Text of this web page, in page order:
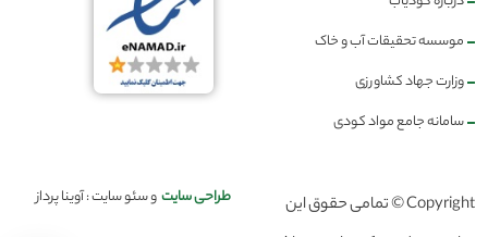
موسسه تحقیقات آب و خاک
وزارت جهاد کشاورزی
سامانه جامع مواد کودی
Copyright © تمامی حقوق این
طراحی سایتو سئو سایت : آوینا پرداز